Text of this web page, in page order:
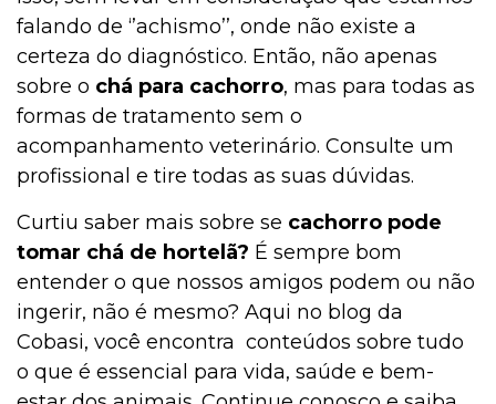
falando de ‘’achismo’’, onde não existe a
certeza do diagnóstico. Então, não apenas
sobre o chá para cachorro, mas para todas as
formas de tratamento sem o
acompanhamento veterinário. Consulte um
profissional e tire todas as suas dúvidas.
Curtiu saber mais sobre se cachorro pode
tomar chá de hortelã? É sempre bom
entender o que nossos amigos podem ou não
ingerir, não é mesmo? Aqui no blog da
Cobasi, você encontra conteúdos sobre tudo
o que é essencial para vida, saúde e bem-